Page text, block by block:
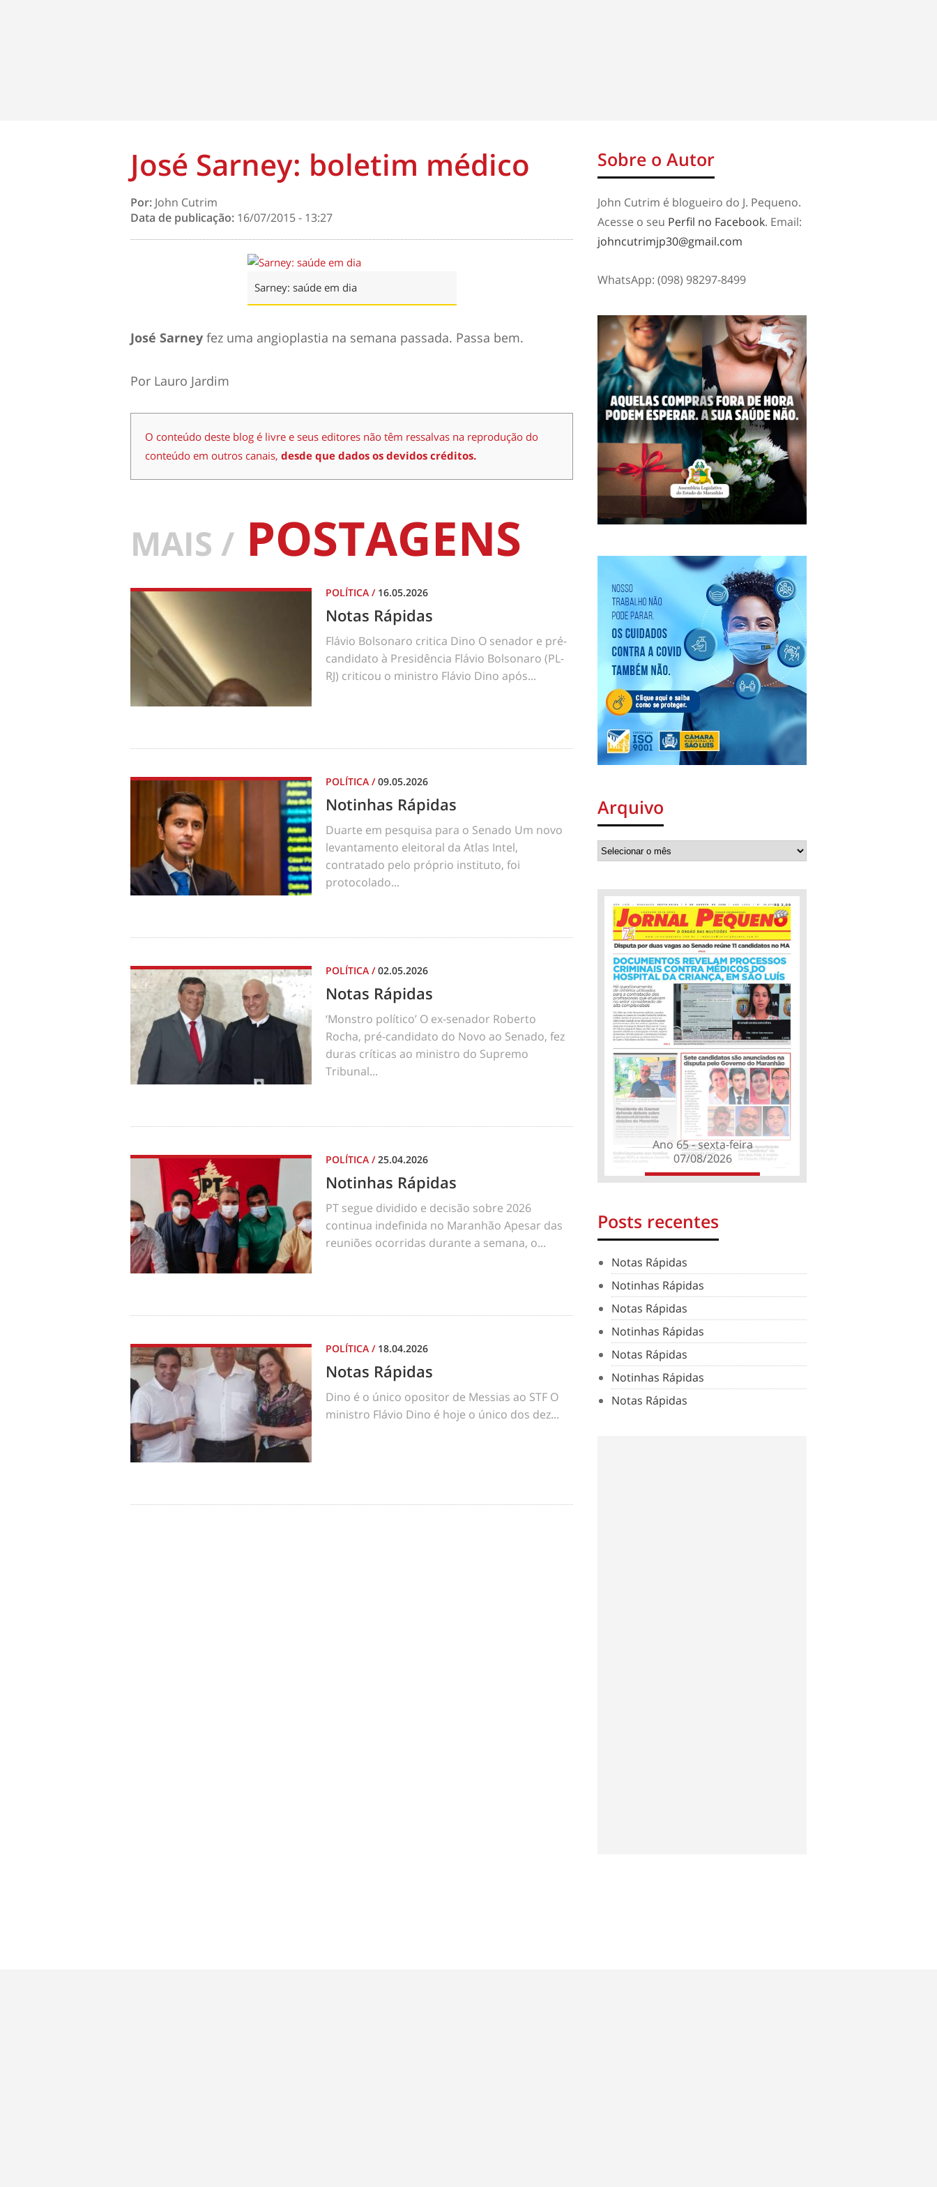
José Sarney: boletim médico
Por: John Cutrim
Data de publicação: 16/07/2015 - 13:27
Sarney: saúde em dia
José Sarney fez uma angioplastia na semana passada. Passa bem.
Por Lauro Jardim
O conteúdo deste blog é livre e seus editores não têm ressalvas na reprodução do
conteúdo em outros canais, desde que dados os devidos créditos.
MAIS / POSTAGENS
POLÍTICA / 16.05.2026
Notas Rápidas
Flávio Bolsonaro critica Dino O senador e pré-
candidato à Presidência Flávio Bolsonaro (PL-
RJ) criticou o ministro Flávio Dino após...
POLÍTICA /09.05.2026
Notinhas Rápidas
Duarte em pesquisa para o Senado Um novo
levantamento eleitoral da Atlas Intel,
contratado pelo próprio instituto, foi
protocolado...
POLÍTICA /02.05.2026
Notas Rápidas
‘Monstro político’ O ex-senador Roberto
Rocha, pré-candidato do Novo ao Senado, fez
duras críticas ao ministro do Supremo
Tribunal...
POLÍTICA /25.04.2026
Notinhas Rápidas
PT segue dividido e decisão sobre 2026
continua indefinida no Maranhão Apesar das
reuniões ocorridas durante a semana, o...
POLÍTICA / 18.04.2026
Notas Rápidas
Dino é o único opositor de Messias ao STF O
ministro Flávio Dino é hoje o único dos dez...
Sobre o Autor
John Cutrim é blogueiro do J. Pequeno.
Acesse o seu Perfil no Facebook. Email:
johncutrimjp30@gmail.com
WhatsApp: (098) 98297-8499
Arquivo
Ano 65 - sexta-feira
07/08/2026
Posts recentes
Notas Rápidas
Notinhas Rápidas
Notas Rápidas
Notinhas Rápidas
Notas Rápidas
Notinhas Rápidas
Notas Rápidas